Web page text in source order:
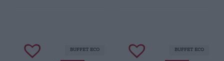
BUFFET ECO BUFFET ECO